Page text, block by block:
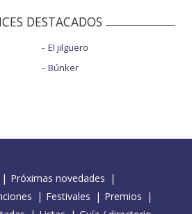
DESTACADOS
El jilguero
Búnker
Próximas novedades
Festivales
Premios